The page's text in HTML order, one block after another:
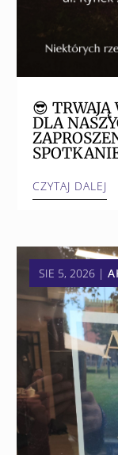
😎
DLA
CZYTAJ DALEJ
SIE 5, 2026 |